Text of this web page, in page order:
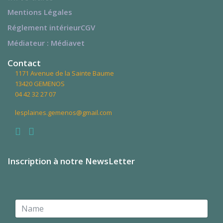
Mentions Légales
Réglement intérieurCGV
Médiateur : Médiavet
Contact
1171 Avenue de la Sainte Baume
13420 GEMENOS
04 42 32 27 07
lesplaines.gemenos@gmail.com
Facebook
Inscription à notre NewsLetter